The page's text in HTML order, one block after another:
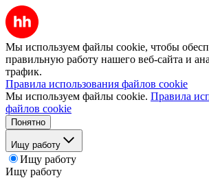
Мы используем файлы cookie, чтобы
правильную работу нашего веб-сайта и
трафик.
Правила использования файлов cookie
Мы используем файлы cookie. Правила
файлов cookie
Понятно
Ищу работу
Ищу работу
Ищу работу